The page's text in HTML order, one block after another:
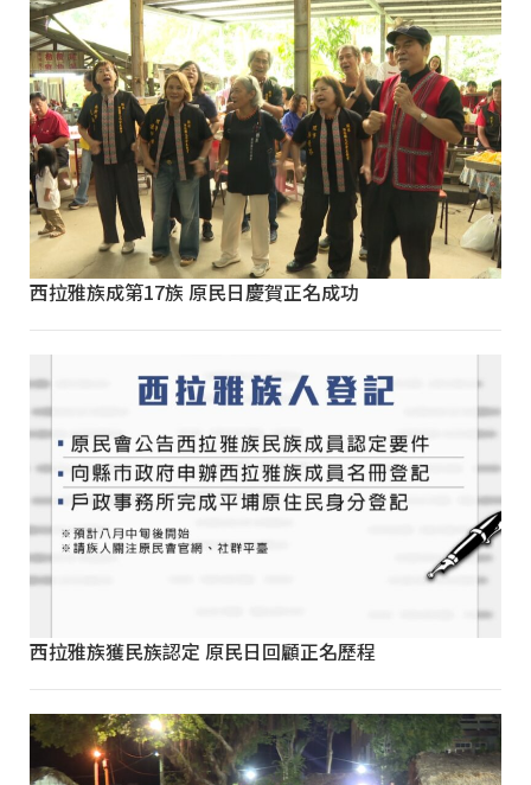
西拉雅族成第17族 原民日慶賀正名成功
西拉雅族獲民族認定 原民日回顧正名歷程